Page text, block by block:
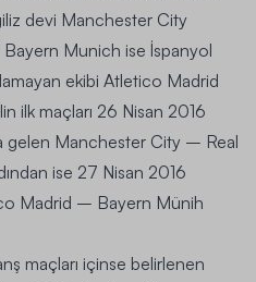
devi Manchester City
Bayern Munich ise İspanyol
ekibi Atletico Madrid
ilk maçları 26 Nisan 2016
gelen Manchester City – Real
ise 27 Nisan 2016
Madrid – Bayern Münih
maçları içinse belirlenen